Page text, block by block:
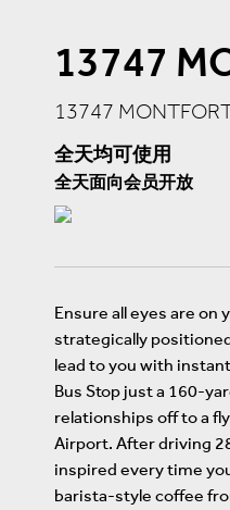
13747
13747
全天均可使用
全天面向会员开放
Ensure all eyes are on
strategically
lead to you with
Bus Stop just a 160-
relationships off to a
Airport. After driving
inspired every time
barista-style coffee